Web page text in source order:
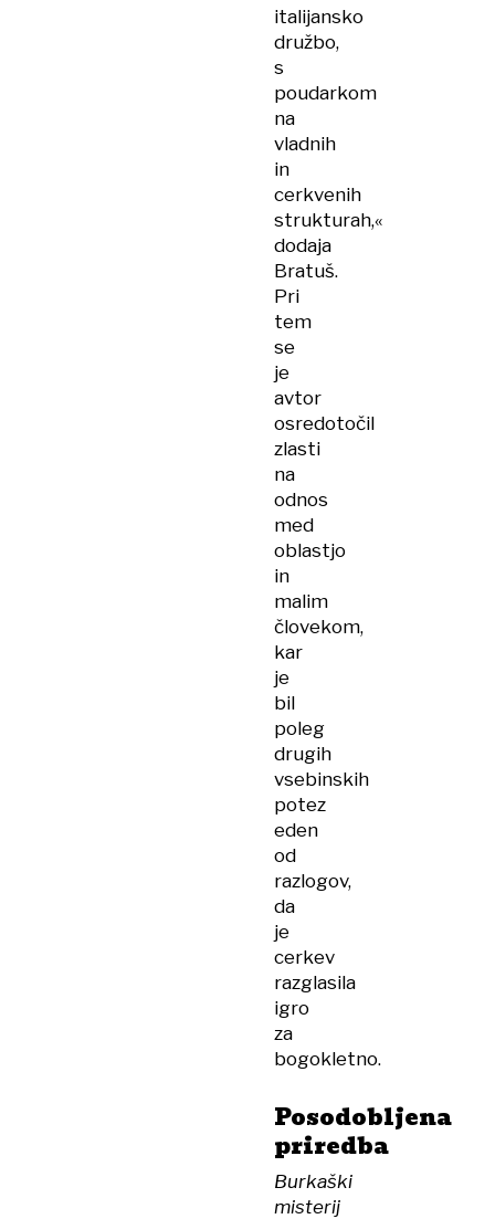
italijansko
družbo,
s
poudarkom
na
vladnih
in
cerkvenih
strukturah,«
dodaja
Bratuš.
Pri
tem
se
je
avtor
osredotočil
zlasti
na
odnos
med
oblastjo
in
malim
človekom,
kar
je
bil
poleg
drugih
vsebinskih
potez
eden
od
razlogov,
da
je
cerkev
razglasila
igro
za
bogokletno.
Posodobljena
priredba
Burkaški
misterij